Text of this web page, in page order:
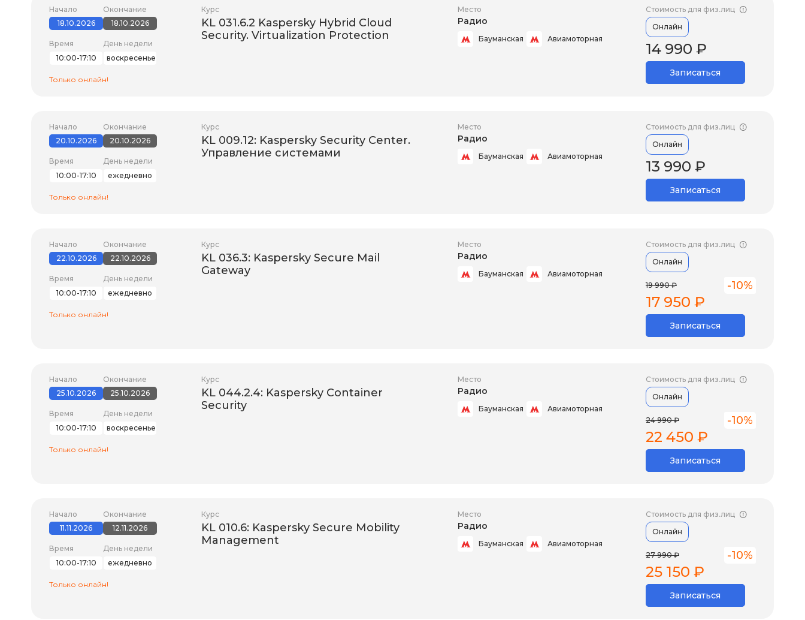
Начало
18.10.2026
Окончание
18.10.2026
Время
10:00-17:10
День недели
воскресенье
Только онлайн!
Курс
KL 031.6.2 Kaspersky Hybrid Cloud
Security. Virtualization Protection
Место
Радио
Бауманская Авиамоторная
Стоимость для физ.лиц
Онлайн
14 990 ₽
Записаться
Начало
20.10.2026
Окончание
20.10.2026
Время
10:00-17:10
День недели
ежедневно
Только онлайн!
Курс
KL 009.12: Kaspersky Security Center.
Управление системами
Место
Радио
Бауманская Авиамоторная
Стоимость для физ.лиц
Онлайн
13 990 ₽
Записаться
Начало
22.10.2026
Окончание
22.10.2026
Время
10:00-17:10
День недели
ежедневно
Только онлайн!
Курс
KL 036.3: Kaspersky Secure Mail
Gateway
Место
Радио
Бауманская Авиамоторная
Стоимость для физ.лиц
Онлайн
19 990 ₽ -10%
17 950 ₽
Записаться
Начало
25.10.2026
Окончание
25.10.2026
Время
10:00-17:10
День недели
воскресенье
Только онлайн!
Курс
KL 044.2.4: Kaspersky Container
Security
Место
Радио
Бауманская Авиамоторная
Стоимость для физ.лиц
Онлайн
24 990 ₽ -10%
22 450 ₽
Записаться
Начало
11.11.2026
Окончание
12.11.2026
Время
10:00-17:10
День недели
ежедневно
Только онлайн!
Курс
KL 010.6: Kaspersky Secure Mobility
Management
Место
Радио
Бауманская Авиамоторная
Стоимость для физ.лиц
Онлайн
27 990 ₽ -10%
25 150 ₽
Записаться